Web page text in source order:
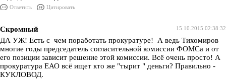
Ответить Цитировать
15.10.2015 02:38:32
Скромный
ДА УЖ! Есть с чем поработать прокуратуре! А ведь Тихомиров
многие годы председатель согласительной комиссии ФОМСа и от
его позиции зависит решение этой комиссии. Всё очень просто! А
прокуратура ЕАО всё ищет кто же "тырит " деньги? Правильно -
КУКЛОВОД.